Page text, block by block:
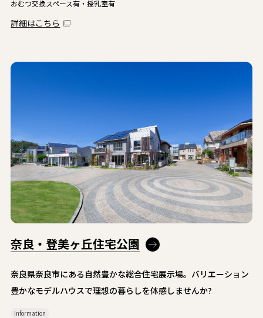
おむつ交換スペース有・授乳室有
詳細はこちら
奈良・登美ヶ丘住宅公園
奈良県奈良市にある自然豊かな総合住宅展示場。バリエーション
豊かなモデルハウスで理想の暮らしを体感しませんか?
Information